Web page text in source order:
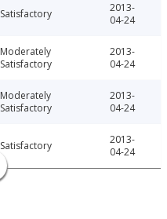
Satisfactory
2013-
04-24
Moderately
Satisfactory
2013-
04-24
Moderately
Satisfactory
2013-
04-24
Satisfactory
2013-
04-24